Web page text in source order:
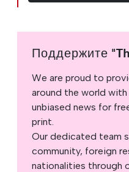
Поддержите
We are proud to
around the world
unbiased news for
print.
Our dedicated team
community, foreign
nationalities through